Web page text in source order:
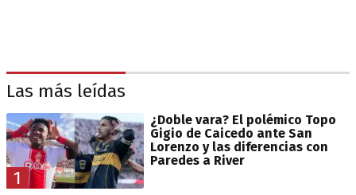
Las más leídas
1
¿Doble vara? El polémico Topo
Gigio de Caicedo ante San
Lorenzo y las diferencias con
Paredes a River